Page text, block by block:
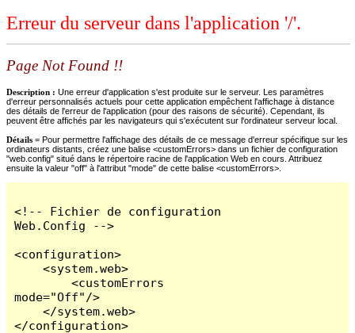
Erreur du serveur dans l'application '/'.
Page Not Found !!
Description : Une erreur d'application s'est produite sur le serveur. Les paramètres
d'erreur personnalisés actuels pour cette application empêchent l'affichage à distance
des détails de l'erreur de l'application (pour des raisons de sécurité). Cependant, ils
peuvent être affichés par les navigateurs qui s'exécutent sur l'ordinateur serveur local.
Détails = Pour permettre l'affichage des détails de ce message d'erreur spécifique sur les
ordinateurs distants, créez une balise <customErrors> dans un fichier de configuration
"web.config" situé dans le répertoire racine de l'application Web en cours. Attribuez
ensuite la valeur "off" à l'attribut "mode" de cette balise <customErrors>.
<!-- Fichier de configuration
Web.Config -->
<configuration>
    <system.web>
        <customErrors
mode="Off"/>
    </system.web>
</configuration>